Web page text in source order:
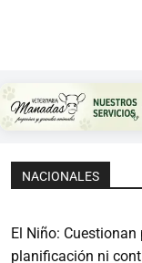
NACIONALES
El Niño:
planificación ni